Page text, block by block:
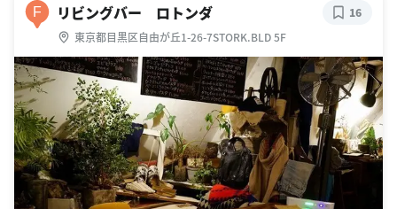
F リビングバー ロトンダ
東京都目黒区自由が丘1-26-7STORK.BLD 5F
16